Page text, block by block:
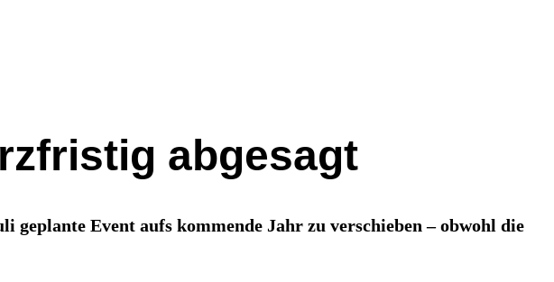
abgesagt
geplante Event aufs kommende Jahr zu verschieben – obwohl die